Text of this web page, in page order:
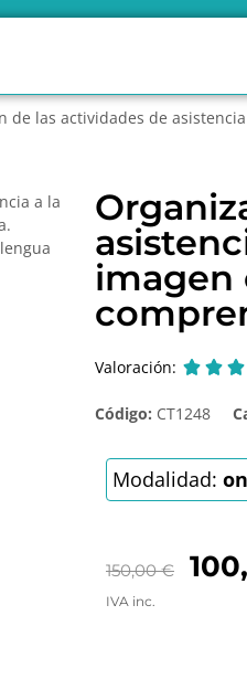
de las actividades de
imagen
Valoración:   
Código: CT1248
Modalidad:
150,00€
IVA inc.